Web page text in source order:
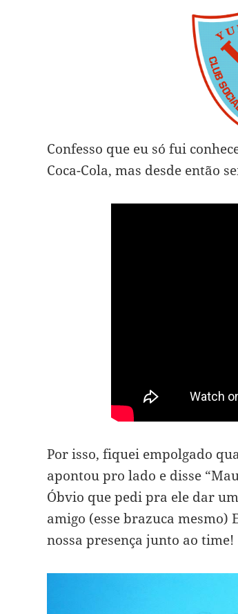
Confesso que eu só fui
Coca-Cola, mas desde então
Por isso, fiquei empolgado
apontou pro lado e disse
Óbvio que pedi pra ele dar
amigo (esse brazuca
nossa presença junto ao time!